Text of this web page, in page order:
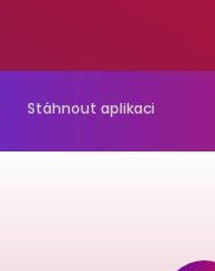
Stáhnout aplikaci